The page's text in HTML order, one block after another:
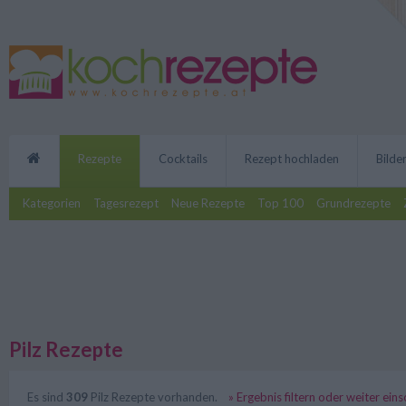
Rezepte
Kategorien Tagesrezept Neue Rezepte Top 100 Grundrezepte
Cocktails Rezept hochladen Bilder
Pilz Rezepte
Es sind 309 Pilz Rezepte vorhanden. » Ergebnis filtern oder weiter